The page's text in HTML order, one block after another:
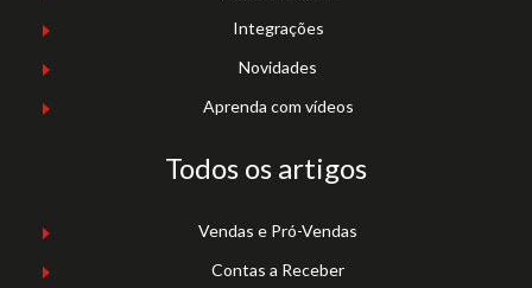
Integrações
Novidades
Aprenda com vídeos
Todos os artigos
Vendas e Pró-Vendas
Contas a Receber